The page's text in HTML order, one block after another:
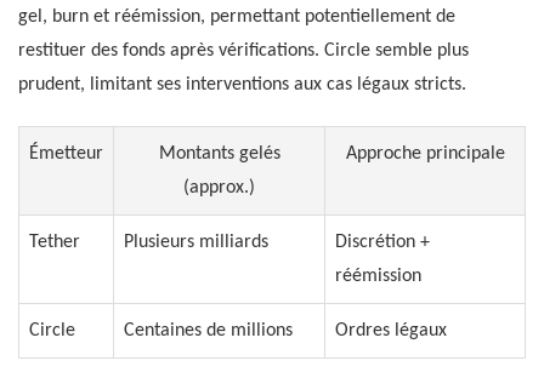
gel, burn et réémission, permettant potentiellement de
restituer des fonds après vérifications. Circle semble plus
prudent, limitant ses interventions aux cas légaux stricts.
Émetteur
Montants gelés
(approx.)
Approche principale
Tether Plusieurs milliards
Discrétion +
réémission
Circle Centaines de millions Ordres légaux